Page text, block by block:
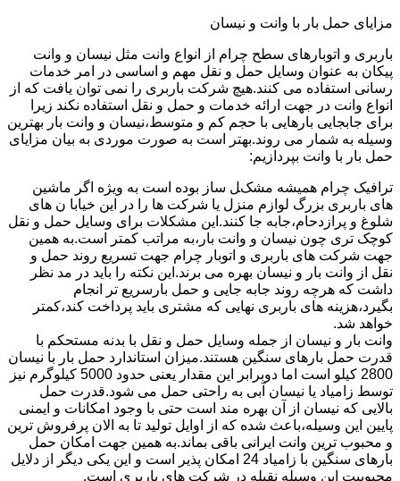
مزایای حمل بار با وانت و نیسان
باربری و اتوبارهای سطح چرام از انواع وانت مثل نیسان و وانت
پیکان به عنوان وسایل حمل و نقل مهم و اساسی در امر خدمات
رسانی استفاده می کنند.هیچ شرکت باربری را نمی توان یافت که از
انواع وانت در جهت ارائه خدمات و حمل و نقل استفاده نکند زیرا
برای جابجایی بارهایی با حجم کم و متوسط،نیسان و وانت بار بهترین
وسیله به شمار می روند.بهتر است به صورت موردی به بیان مزایای
حمل بار با وانت بپردازیم:
ترافیک چرام همیشه مشکل ساز بوده است به ویژه اگر ماشین
های باربری بزرگ لوازم منزل یا شرکت ها را در این خیابا ن های
شلوغ و پرازدحام،جابه جا کنند.این مشکلات برای وسایل حمل و نقل
کوچک تری چون نیسان و وانت بار،به مراتب کمتر است.به همین
جهت شرکت های باربری و اتوبار چرام جهت تسریع روند حمل و
نقل از وانت بار و نیسان بهره می برند.این نکته را باید در مد نظر
داشت که هرچه روند جابه جایی و حمل بارسریع تر انجام
بگیرد،هزینه های باربری نهایی که مشتری باید پرداخت کند،کمتر
خواهد شد.
وانت بار و نیسان از جمله وسایل حمل و نقل با بدنه مستحکم با
قدرت حمل بارهای سنگین هستند.میزان استاندارد حمل بار با نیسان
2800 کیلو است اما دوبرابر این مقدار یعنی حدود 5000 کیلوگرم نیز
توسط زامیاد یا نیسان آبی به راحتی حمل می شود.قدرت حمل
بالایی که نیسان از آن بهره مند است حتی با وجود امکانات و ایمنی
پایین این وسیله،باعث شده که از اوایل تولید تا به الان پرفروش ترین
و محبوب ترین وانت ایرانی باقی بماند.به همین جهت امکان حمل
بارهای سنگین با زامیاد 24 امکان پذیر است و این یکی دیگر از دلایل
محبوبیت این وسیله نقیله در شرکت های باربری است.